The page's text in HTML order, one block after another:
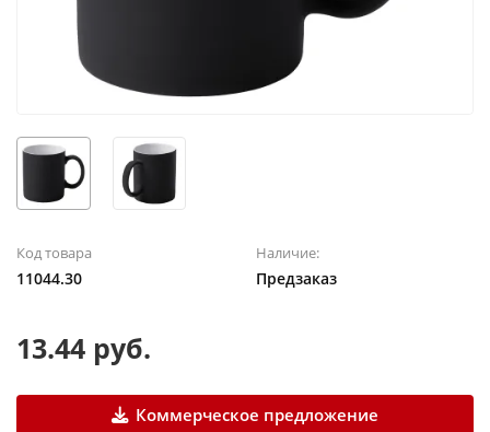
Код товара
11044.30
Наличие:
Предзаказ
13.44 руб.
Коммерческое предложение